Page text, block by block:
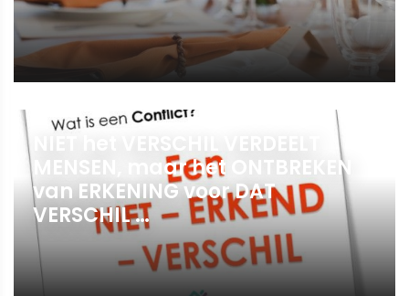
NIET het VERSCHIL VERDEELT
MENSEN, maar het ONTBREKEN
van ERKENING voor DAT
VERSCHIL …